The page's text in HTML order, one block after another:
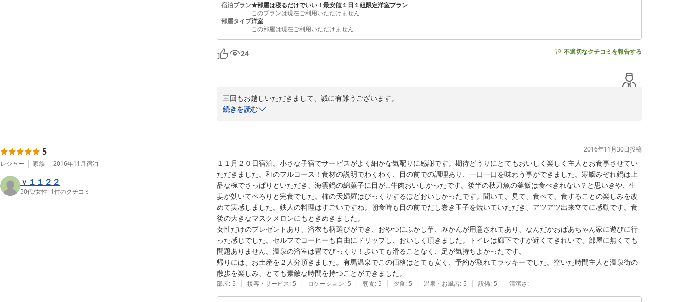
宿泊プラン★部屋は寝るだけでいい！最安値１日１組限定洋室プラン
このプランは現在ご利用いただけません
部屋タイプ洋室
この部屋は現在ご利用いただけません
24 不適切なクチコミを報告する
三回もお越しいただきまして、誠に有難うございます。
若い料理人達を温かい眼差しで見守って下さり、大変ありがたく、感謝申し上げます。
申し上げます。
続きを読む
5
レジャー 家族 2016年11月宿泊
ｙ１１２２
50代/女性 | 1件のクチコミ
2016年11月30日投稿
１１月２０日宿泊。小さな子宿でサービスがよく細かな気配りに感謝です。期待どうりにとてもおいしく楽しく主人とお食事させてい
ただきました。和のフルコース！食材の説明でわくわく、目の前での調理あり、一口一口を味わう事ができました。寒鰤みぞれ鍋は上
品な椀でさっぱりといただき、海雲鍋の綿菓子に目が…牛肉おいしかったです。後半の秋刀魚の釜飯は食べきれない？と思いきや、生
姜が効いてぺろりと完食でした。柿の天婦羅はびっくりするほどおいしかったです。聞いて、見て、食べて、食することの楽しみを改
めて実感しました。鉄人の料理はすごいですね。朝食時も目の前でだし巻き玉子を焼いていただき、アツアツ出来立てに感動です。食
後の大きなマスクメロンにもときめきました。
女性だけのプレゼントあり、浴衣も柄選びができ、おやつにふかし芋、みかんが用意されてあり、なんだかおばあちゃん家に遊びに行
った感じでした。セルフでコーヒーも自由にドリップし、おいしく頂きました。トイレは廊下ですが近くてきれいで、部屋に無くても
問題ありません。温泉の浴室は畳でびっくり！歩いても滑ることなく、足が気持ちよかったです。
帰りには、お土産を２人分頂きました。有馬温泉でこの価格はとても安く、予約が取れてラッキーでした。空いた時間主人と温泉街の
散歩を楽しみ、とても素敵な時間を持つことができました。
部屋: 5 | 接客・サービス: 5 | ロケーション: 5 | 朝食: 5 | 夕食: 5 | 温泉・お風呂: 5 | 設備: 5 | 清潔さ: -